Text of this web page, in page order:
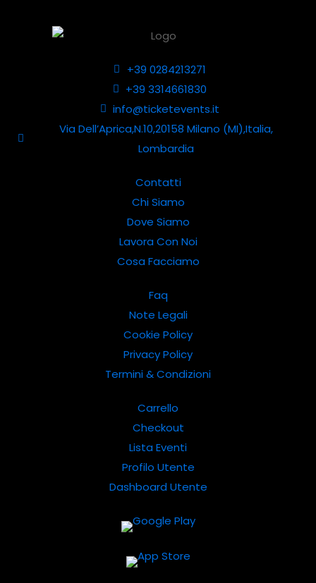
+39 0284213271
+39 3314661830
info@ticketevents.it
Via Dell’Aprica,N.10,20158 Milano (MI),Italia,
Lombardia
Contatti
Chi Siamo
Dove Siamo
Lavora Con Noi
Cosa Facciamo
Faq
Note Legali
Cookie Policy
Privacy Policy
Termini & Condizioni
Carrello
Checkout
Lista Eventi
Profilo Utente
Dashboard Utente